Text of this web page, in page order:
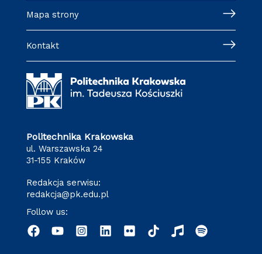
Mapa strony
Kontakt
Politechnika Krakowska
ul. Warszawska 24
31-155 Kraków
Redakcja serwisu:
redakcja@pk.edu.pl
Follow us: